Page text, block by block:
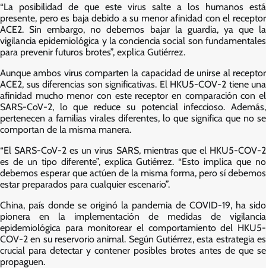
“La posibilidad de que este virus salte a los humanos está
presente, pero es baja debido a su menor afinidad con el receptor
ACE2. Sin embargo, no debemos bajar la guardia, ya que la
vigilancia epidemiológica y la conciencia social son fundamentales
para prevenir futuros brotes”, explica Gutiérrez.
Aunque ambos virus comparten la capacidad de unirse al receptor
ACE2, sus diferencias son significativas. El HKU5-COV-2 tiene una
afinidad mucho menor con este receptor en comparación con el
SARS-CoV-2, lo que reduce su potencial infeccioso. Además,
pertenecen a familias virales diferentes, lo que significa que no se
comportan de la misma manera.
“El SARS-CoV-2 es un virus SARS, mientras que el HKU5-COV-2
es de un tipo diferente”, explica Gutiérrez. “Esto implica que no
debemos esperar que actúen de la misma forma, pero sí debemos
estar preparados para cualquier escenario”.
China, país donde se originó la pandemia de COVID-19, ha sido
pionera en la implementación de medidas de vigilancia
epidemiológica para monitorear el comportamiento del HKU5-
COV-2 en su reservorio animal. Según Gutiérrez, esta estrategia es
crucial para detectar y contener posibles brotes antes de que se
propaguen.